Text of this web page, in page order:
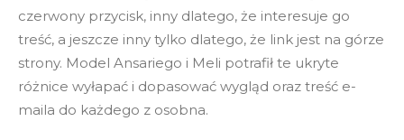
czerwony przycisk, inny dlatego, że interesuje go
treść, a jeszcze inny tylko dlatego, że link jest na górze
strony. Model Ansariego i Meli potrafił te ukryte
różnice wyłapać i dopasować wygląd oraz treść e-
maila do każdego z osobna.